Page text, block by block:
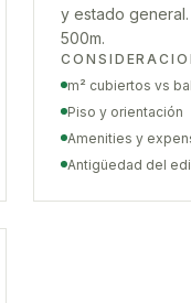
y estado
500m.
m² cubiertos vs
Piso y orientación
Amenities y
Antigüedad del